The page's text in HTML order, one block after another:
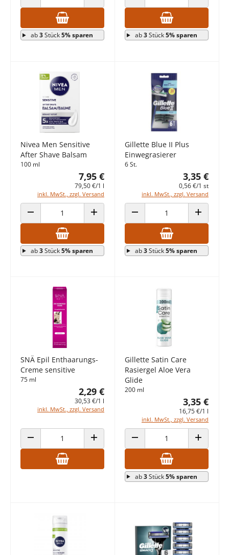
ANZAHL VERRINGERN ANZAHL ERHÖHEN
ab3Stück5% sparen
ANZAHL VERRINGERN ANZAHL
ab3Stück5% sparen
Nivea Men Sensitive
After Shave Balsam
100 ml
7,95 €
79,50 €/1 l
inkl. MwSt., zzgl. Versand
ANZAHL VERRINGERN ANZAHL ERHÖHEN
ab3Stück5% sparen
Gillette Blue II Plus
Einwegrasierer
6 St.
3,35 €
0,56 €/1 st
inkl. MwSt., zzgl. Versand
ANZAHL VERRINGERN ANZAHL
ab3Stück5% sparen
SNÄ Epil Enthaarungs-
Creme sensitive
75 ml
2,29 €
30,53 €/1 l
inkl. MwSt., zzgl. Versand
ANZAHL VERRINGERN ANZAHL ERHÖHEN
Gillette Satin Care
Rasiergel Aloe Vera
Glide
200 ml
3,35 €
16,75 €/1 l
inkl. MwSt., zzgl. Versand
ANZAHL VERRINGERN ANZAHL
ab3Stück5% sparen